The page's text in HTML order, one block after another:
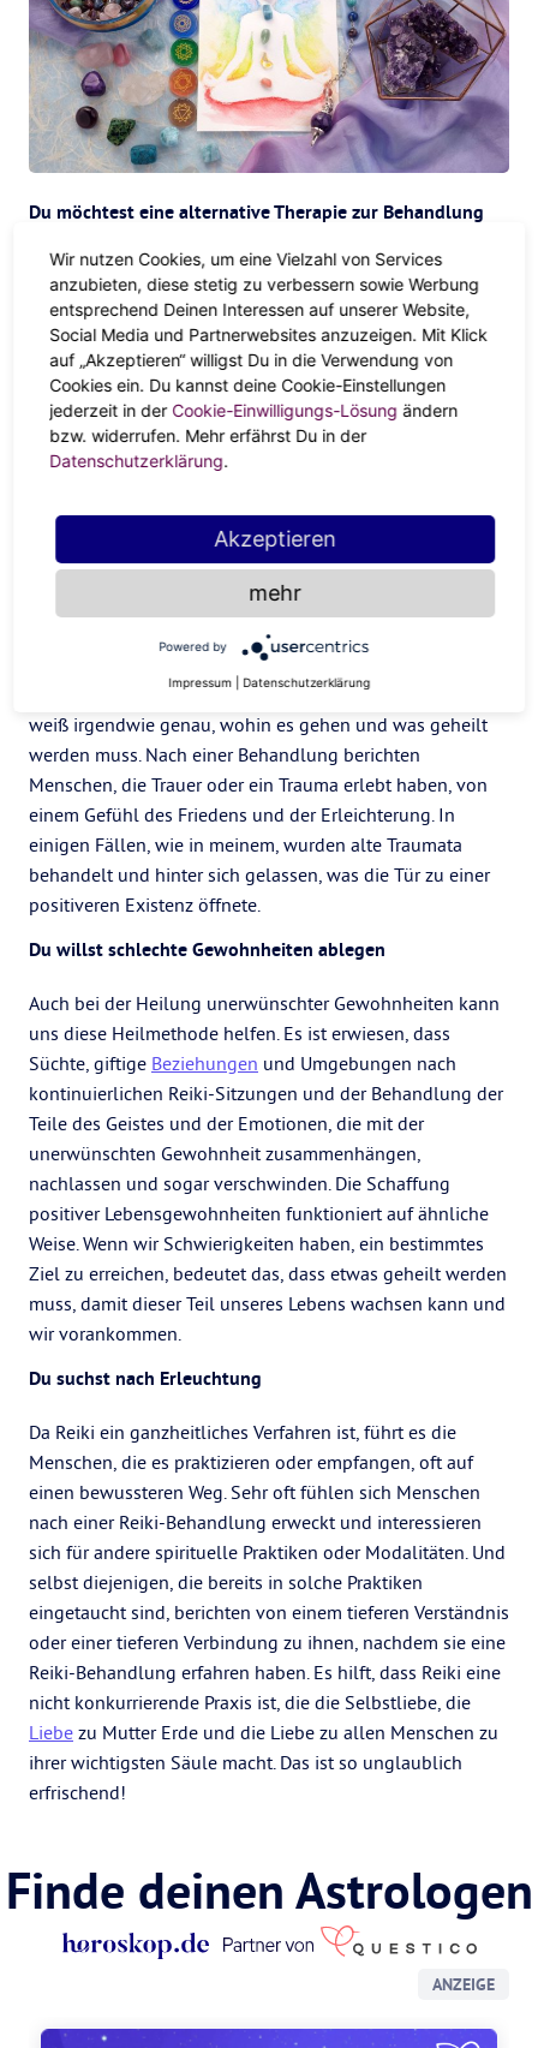
Du möchtest eine alternative Therapie zur Behandlung
Seit Tausenden von Jahren haben sich die Menschen mit
vielen energetischen Praktiken selbst geheilt. Diese
angeboreneKraftund Weisheit ist und war schon immer
unser Geburtsrecht. Wenn du zu den Menschen gehörst,
die an diese menschliche Kraft glauben, könnte Reiki
genau das Richtige für dich sein. Aber auch wenn du
skeptisch bist, funktioniert Reiki, ob du daran glaubst oder
in einigen Krankenhäusern als therapeutische Methode
angeboten wird.
Du hast Trauer oder ein psychologisches Trauma erlebt
Das Chi (die Heilenergie), das durch den Praktiker
übertragen wird, ist magisch und zutiefst mystisch und
weiß irgendwie genau, wohin es gehen und was geheilt
werden muss. Nach einer Behandlung berichten
Menschen, die Trauer oder ein Trauma erlebt haben, von
einem Gefühl des Friedens und der Erleichterung. In
einigen Fällen, wie in meinem, wurden alte Traumata
behandelt und hinter sich gelassen, was die Tür zu einer
positiveren Existenz öffnete.
Du willst schlechte Gewohnheiten ablegen
Auch bei der Heilung unerwünschter Gewohnheiten kann
uns diese Heilmethode helfen. Es ist erwiesen, dass
Süchte, giftige Beziehungen und Umgebungen nach
kontinuierlichen Reiki-Sitzungen und der Behandlung der
Teile des Geistes und der Emotionen, die mit der
unerwünschten Gewohnheit zusammenhängen,
nachlassen und sogar verschwinden. Die Schaffung
positiver Lebensgewohnheiten funktioniert auf ähnliche
Weise. Wenn wir Schwierigkeiten haben, ein bestimmtes
Ziel zu erreichen, bedeutet das, dass etwas geheilt werden
muss, damit dieser Teil unseres Lebens wachsen kann und
wir vorankommen.
Du suchst nach Erleuchtung
Da Reiki ein ganzheitliches Verfahren ist, führt es die
Menschen, die es praktizieren oder empfangen, oft auf
einen bewussteren Weg. Sehr oft fühlen sich Menschen
nach einer Reiki-Behandlung erweckt und interessieren
sich für andere spirituelle Praktiken oder Modalitäten. Und
selbst diejenigen, die bereits in solche Praktiken
eingetaucht sind, berichten von einem tieferen Verständnis
oder einer tieferen Verbindung zu ihnen, nachdem sie eine
Reiki-Behandlung erfahren haben. Es hilft, dass Reiki eine
nicht konkurrierende Praxis ist, die die Selbstliebe, die
Liebe zu Mutter Erde und die Liebe zu allen Menschen zu
ihrer wichtigsten Säule macht. Das ist so unglaublich
erfrischend!
Finde deinen Astrologen
ANZEIGE
Wir nutzen Cookies, um eine Vielzahl von Services
anzubieten, diese stetig zu verbessern sowie Werbung
entsprechend Deinen Interessen auf unserer Website,
Social Media und Partnerwebsites anzuzeigen. Mit Klick
auf „Akzeptieren“ willigst Du in die Verwendung von
Cookies ein. Du kannst deine Cookie-Einstellungen
jederzeit in der Cookie-Einwilligungs-Lösung ändern
bzw. widerrufen. Mehr erfährst Du in der
Datenschutzerklärung.
Akzeptieren
mehr
Powered by
Impressum Datenschutzerklärung